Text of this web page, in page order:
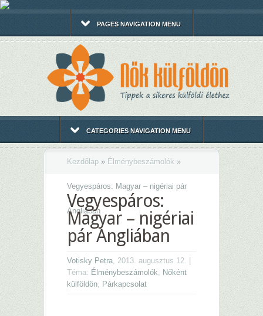
PAGES NAVIGATION MENU
CATEGORIES NAVIGATION MENU
Kezdőlap » Élménybeszámolók »
Vegyespáros: Magyar – nigériai pár
Angliában
Vegyespáros:
Magyar – nigériai
pár Angliában
Votisky Petra, 2013. augusztus 12. |
Téma: Élménybeszámolók, Nőként
külföldön, Párkapcsolat